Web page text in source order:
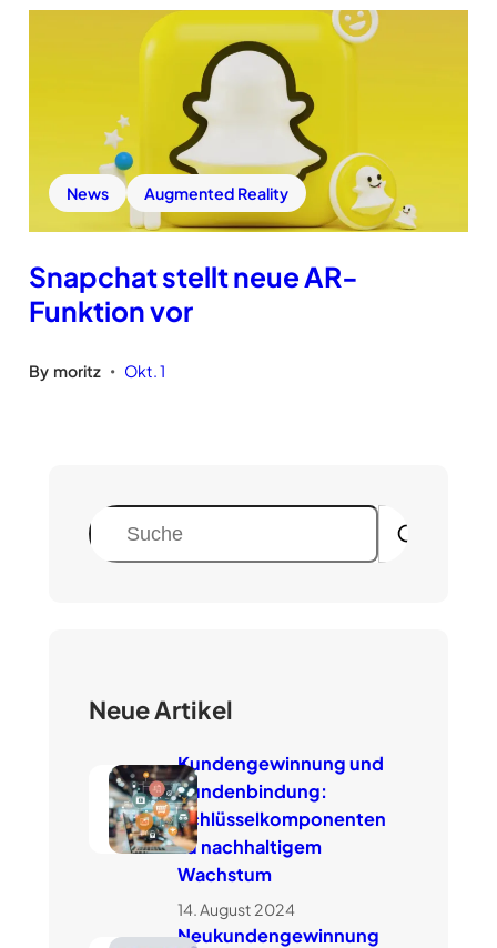
News Augmented Reality
Snapchat stellt neue AR-
Funktion vor
By moritz • Okt. 1
S
u
Neue Artikel
Kundengewinnung und
Kundenbindung:
Schlüsselkomponenten
zu nachhaltigem
Wachstum
14. August 2024
Neukundengewinnung